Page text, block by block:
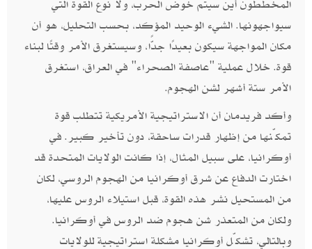
المخططون أين سيتم خوض الحرب، ولا نوع القوة التي
سيواجهونها. الشيء الوحيد المؤكد، بحسب التحليل، هو أن
مكان المواجهة سيكون بعيدًا جدًّا، وسيستغرق الأمر وقتًا لبناء
قوة. خلال عملية "عاصفة الصحراء" في العراق، استغرق
الأمر ستة أشهر لشن الهجوم.
وأكد فريدمان أن الاستراتيجية الأمريكية تتطلب قوة
تمكّنها من إظهار قدرات ساحقة، دون تأخير كبير. في
أوكرانيا، على سبيل المثال، إذا كانت الولايات المتحدة قد
اختارت الدفاع عن شرق أوكرانيا من الهجوم الروسي، لكان
من المستحيل نشر هذه القوة، قبل استيلاء الروس عليها،
ولكان من المتعذر شن هجوم ضد الروس في أوكرانيا.
وبالتالي، تشكّل أوكرانيا مشكلة استراتيجية للولايات